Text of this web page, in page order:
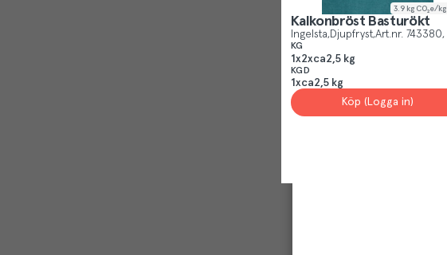
3.9 kg CO₂e/kg
Kalkonbröst Basturökt
Ingelsta Djupfryst Art.nr. 743380
KG
1x2xca2,5 kg
KGD
1xca2,5 kg
Köp (Logga in)